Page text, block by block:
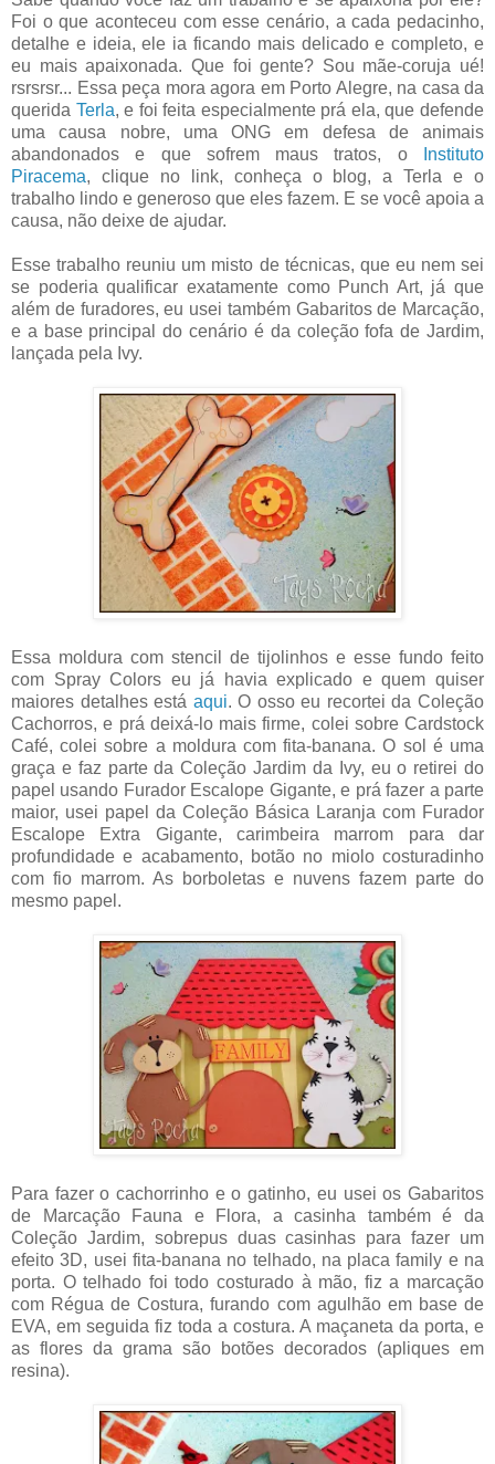
Foi o que aconteceu com esse cenário, a cada pedacinho,
detalhe e ideia, ele ia ficando mais delicado e completo, e
eu mais apaixonada. Que foi gente? Sou mãe-coruja ué!
rsrsrsr... Essa peça mora agora em Porto Alegre, na casa da
querida Terla, e foi feita especialmente prá ela, que defende
uma causa nobre, uma ONG em defesa de animais
abandonados e que sofrem maus tratos, o
Instituto
Piracema, clique no link, conheça o blog, a Terla e o
trabalho lindo e generoso que eles fazem. E se você apoia a
causa, não deixe de ajudar.
Esse trabalho reuniu um misto de técnicas, que eu nem sei
se poderia qualificar exatamente como Punch Art, já que
além de furadores, eu usei também Gabaritos de Marcação,
e a base principal do cenário é da coleção fofa de Jardim,
lançada pela Ivy.
Essa moldura com stencil de tijolinhos e esse fundo feito
com Spray Colors eu já havia explicado e quem quiser
maiores detalhes está aqui. O osso eu recortei da Coleção
Cachorros, e prá deixá-lo mais firme, colei sobre Cardstock
Café, colei sobre a moldura com fita-banana. O sol é uma
graça e faz parte da Coleção Jardim da Ivy, eu o retirei do
papel usando Furador Escalope Gigante, e prá fazer a parte
maior, usei papel da Coleção Básica Laranja com Furador
Escalope Extra Gigante, carimbeira marrom para dar
profundidade e acabamento, botão no miolo costuradinho
com fio marrom. As borboletas e nuvens fazem parte do
mesmo papel.
Para fazer o cachorrinho e o gatinho, eu usei os Gabaritos
de Marcação Fauna e Flora, a casinha também é da
Coleção Jardim, sobrepus duas casinhas para fazer um
efeito 3D, usei fita-banana no telhado, na placa family e na
porta. O telhado foi todo costurado à mão, fiz a marcação
com Régua de Costura, furando com agulhão em base de
EVA, em seguida fiz toda a costura. A maçaneta da porta, e
as flores da grama são botões decorados (apliques em
resina).